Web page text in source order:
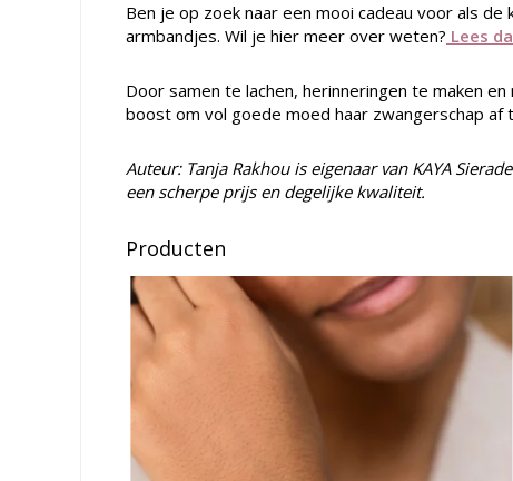
Ben je op zoek naar een mooi cadeau voor als
armbandjes. Wil je hier meer over weten? Lees
Door samen te lachen, herinneringen te maken
boost om vol goede moed haar zwangerschap af
Auteur: Tanja Rakhou is eigenaar van KAYA
een scherpe prijs en degelijke kwaliteit.
Producten